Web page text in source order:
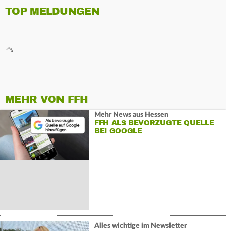
TOP MELDUNGEN
MEHR VON FFH
Mehr News aus Hessen
FFH ALS BEVORZUGTE QUELLE
BEI GOOGLE
Alles wichtige im Newsletter